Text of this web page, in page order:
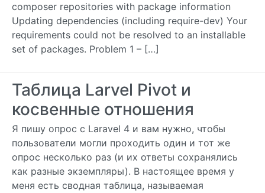
composer repositories with package information
Updating dependencies (including require-dev) Your
requirements could not be resolved to an installable
set of packages. Problem 1 – […]
Таблица Larvel Pivot и
косвенные отношения
Я пишу опрос с Laravel 4 и вам нужно, чтобы
пользователи могли проходить один и тот же
опрос несколько раз (и их ответы сохранялись
как разные экземпляры). В настоящее время у
меня есть сводная таблица, называемая